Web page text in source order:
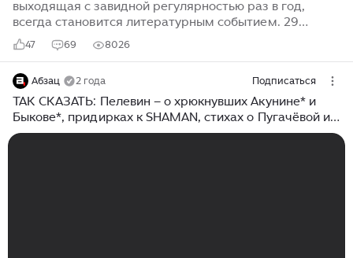
выходящая с завидной регулярностью раз в год,
всегда становится литературным событием. 29
сентября издательство «Эксмо» выпустило
очередной его роман «KGBT+», выглядящий
«Transhumanism Inc.» Писатель Дмитрий Быков
рассказывает (без спойлеров) для RTVI, почему о
новом произведении Пелевина, «обладающего даром
хорошо писать всякую ерунду» в настоящее время
47 69 8026
Абзац 2 года Подписаться
ТАК СКАЗАТЬ: Пелевин – о хрюкнувших Акунине* и
Быкове*, придирках к SHAMAN, стихах о Пугачёвой и
провалах пропаганды